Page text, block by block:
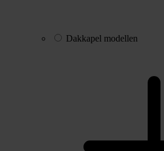
Dakkapel modellen